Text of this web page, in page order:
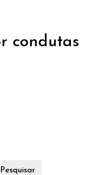
condutas
Pesquisar